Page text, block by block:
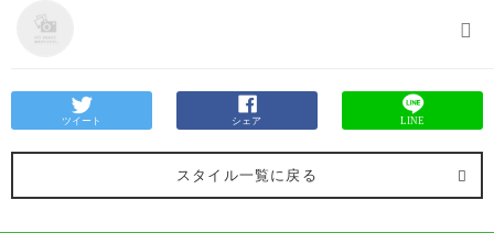
ツイート シェア LINE
スタイル一覧に戻る